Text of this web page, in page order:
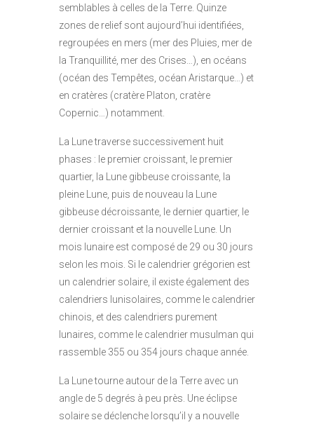
semblables à celles de la Terre. Quinze
zones de relief sont aujourd’hui identifiées,
regroupées en mers (mer des Pluies, mer de
la Tranquillité, mer des Crises…), en océans
(océan des Tempêtes, océan Aristarque…) et
en cratères (cratère Platon, cratère
Copernic…) notamment.
La Lune traverse successivement huit
phases : le premier croissant, le premier
quartier, la Lune gibbeuse croissante, la
pleine Lune, puis de nouveau la Lune
gibbeuse décroissante, le dernier quartier, le
dernier croissant et la nouvelle Lune. Un
mois lunaire est composé de 29 ou 30 jours
selon les mois. Si le calendrier grégorien est
un calendrier solaire, il existe également des
calendriers lunisolaires, comme le calendrier
chinois, et des calendriers purement
lunaires, comme le calendrier musulman qui
rassemble 355 ou 354 jours chaque année.
La Lune tourne autour de la Terre avec un
angle de 5 degrés à peu près. Une éclipse
solaire se déclenche lorsqu’il y a nouvelle